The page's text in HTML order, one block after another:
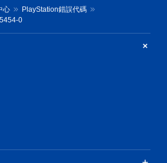
心
PlayStation錯誤代碼
0